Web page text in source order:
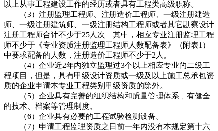
以上从事工程建设工作的经历或者具有工程类高级职称。
（3）注册监理工程师、注册造价工程师、一级注册建造
师、一级注册建筑师、一级注册结构工程师或者其它勘察设计
注册工程师合计不少于25人次；其中，相应专业注册监理工程
师不少于《专业资质注册监理工程师人数配备表》（附表1）
中要求配备的人数，注册造价工程师不少于2人。
（4）企业近2年内独立监理过3个以上相应专业的二级工
程项目，但是，具有甲级设计资质或一级及以上施工总承包资
质的企业申请本专业工程类别甲级资质的除外。
（5）企业具有完善的组织结构和质量管理体系，有健全
的技术、档案等管理制度。
（6）企业具有必要的工程试验检测设备。
（7）申请工程监理资质之日前一年内没有本规定第十六